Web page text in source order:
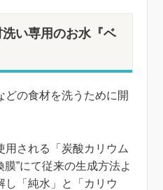
い専用のお水『ベ
どの食材を洗うために開
用される「炭酸カリウム
”にて従来の生成方法よ
し「純水」と「カリウ